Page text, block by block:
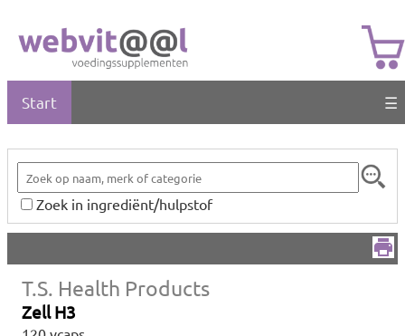
Start ☰
Zoek in ingrediënt/hulpstof
T.S. Health Products
Zell H3